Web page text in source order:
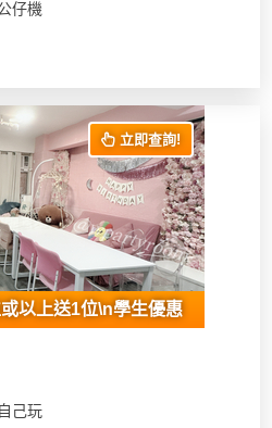
仔機
立即查詢!
以上送1位\n學生優惠
己玩